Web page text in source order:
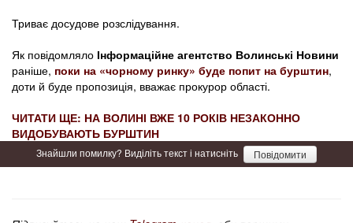
Триває досудове розслідування.
Як повідомляло Інформаційне агентство Волинські Новини
раніше, поки на «чорному ринку» буде попит на бурштин,
доти й буде пропозиція, вважає прокурор області.
ЧИТАТИ ЩЕ: НА ВОЛИНІ ВЖЕ 10 РОКІВ НЕЗАКОННО
ВИДОБУВАЮТЬ БУРШТИН
Знайшли помилку? Виділіть текст і натисніть Повідомити